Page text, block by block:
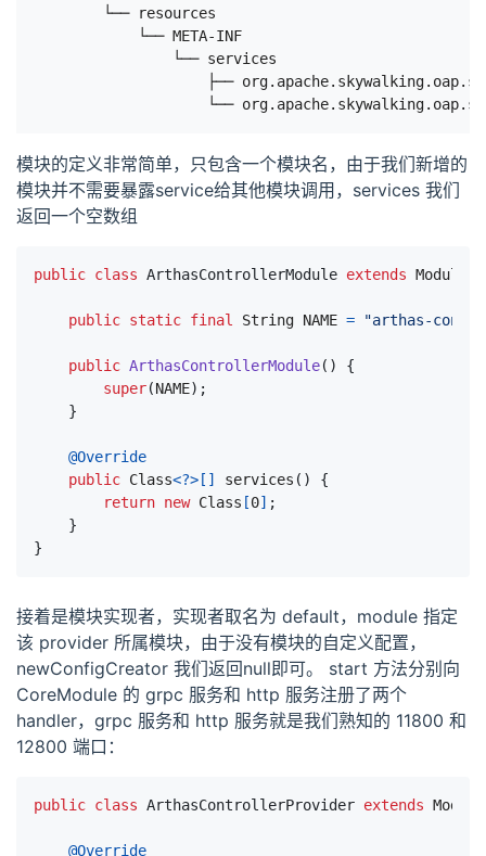
        └── resources
            └── META-INF
└── services
├──
模块的定义非常简单，只包含一个模块名，由于我们新增的
模块并不需要暴露service给其他模块调用，services 我们
返回一个空数组
public class ArthasControllerModule extends
public static final String NAME = "arthas-
public ArthasControllerModule()
{
super(NAME);
}
@Override
public Class<?>[] services ()
{
return new Class [0] ;
}
}
接着是模块实现者，实现者取名为 default，module 指定
该 provider 所属模块，由于没有模块的自定义配置，
newConfigCreator 我们返回null即可。 start 方法分别向
CoreModule 的 grpc 服务和 http 服务注册了两个
handler，grpc 服务和 http 服务就是我们熟知的 11800 和
12800 端口：
public class ArthasControllerProvider extends
@Override